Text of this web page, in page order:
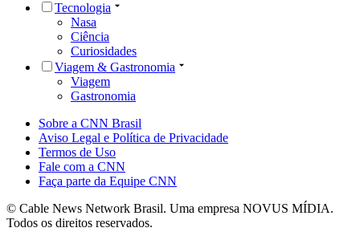
Tecnologia
Nasa
Ciência
Curiosidades
Viagem & Gastronomia
Viagem
Gastronomia
Sobre a CNN Brasil
Aviso Legal e Política de Privacidade
Termos de Uso
Fale com a CNN
Faça parte da Equipe CNN
© Cable News Network Brasil. Uma empresa NOVUS MÍDIA.
Todos os direitos reservados.